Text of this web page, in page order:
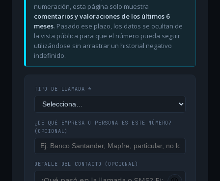
numeración, esta página solo muestra
comentarios y valoraciones de los últimos 6
meses. Pasado ese plazo, los datos se ocultan de
la vista pública para que el número pueda seguir
utilizándose sin arrastrar un historial negativo
indefinido.
TIPO DE LLAMADA *
¿DE QUÉ EMPRESA O PERSONA ES ESTE NÚMERO?
(OPCIONAL)
DETALLE DEL CONTACTO (OPCIONAL)